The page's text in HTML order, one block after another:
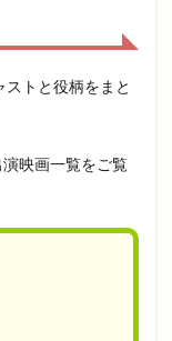
トと役柄をまと
映画一覧をご覧